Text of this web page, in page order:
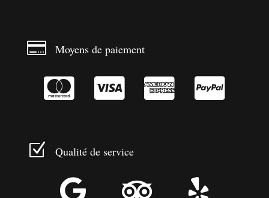
 Moyens de paiement
   
Z Qualité de service
  